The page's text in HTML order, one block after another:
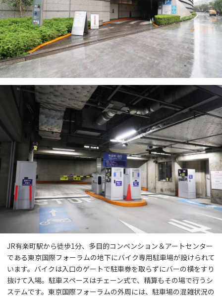
JR有楽町駅から徒歩1分、多目的コンベンション＆アートセンター
である東京国際フォーラムの地下にバイク専用駐車場が設けられて
います。バイクは入口のゲートで駐車券を取らずにバーの横をすり
抜けて入場。駐車スペースはチェーン式で、精算もその場で行うシ
ステムです。東京国際フォーラムの外周には、駐車場の混雑状況の